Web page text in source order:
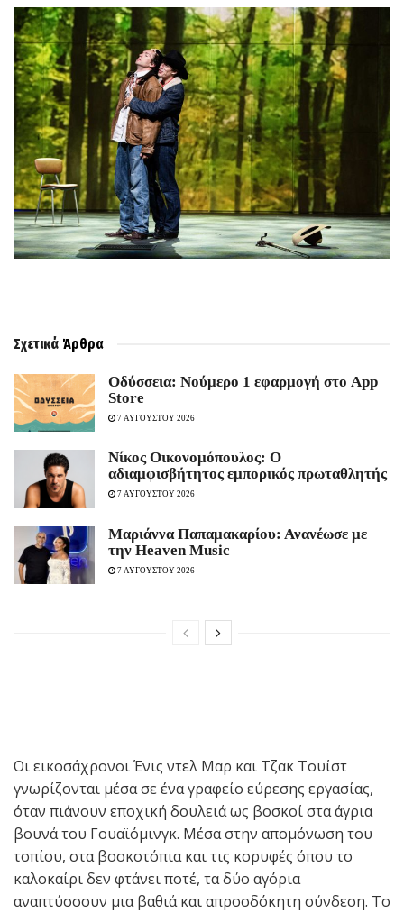
Σχετικά Άρθρα
Οδύσσεια: Νούμερο 1 εφαρμογή στο App
Store
7 ΑΥΓΟΥΣΤΟΥ 2026
Νίκος Οικονομόπουλος: Ο
αδιαμφισβήτητος εμπορικός πρωταθλητής
7 ΑΥΓΟΥΣΤΟΥ 2026
Μαριάννα Παπαμακαρίου: Ανανέωσε με
την Heaven Music
7 ΑΥΓΟΥΣΤΟΥ 2026
Οι εικοσάχρονοι Ένις ντελ Μαρ και Τζακ Τουίστ
γνωρίζονται μέσα σε ένα γραφείο εύρεσης εργασίας,
όταν πιάνουν εποχική δουλειά ως βοσκοί στα άγρια
βουνά του Γουαϊόμινγκ. Μέσα στην απομόνωση του
τοπίου, στα βοσκοτόπια και τις κορυφές όπου το
καλοκαίρι δεν φτάνει ποτέ, τα δύο αγόρια
αναπτύσσουν μια βαθιά και απροσδόκητη σύνδεση. To